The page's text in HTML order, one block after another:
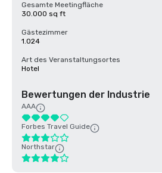
Gesamte Meetingfläche
30.000 sq ft
Gästezimmer
1.024
Art des Veranstaltungsortes
Hotel
Bewertungen der Industrie
AAA
Forbes Travel Guide
Northstar